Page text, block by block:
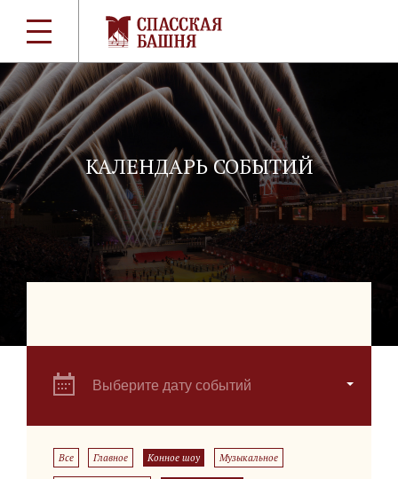
КАЛЕНДАРЬ СОБЫТИЙ
Выберите дату событий
Все Главное Конное шоу Музыкальное